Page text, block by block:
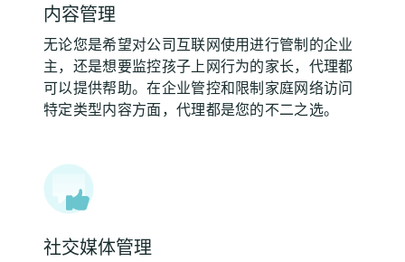
内容管理
无论您是希望对公司互联网使用进行管制的企业
主，还是想要监控孩子上网行为的家长，代理都
可以提供帮助。在企业管控和限制家庭网络访问
特定类型内容方面，代理都是您的不二之选。
社交媒体管理